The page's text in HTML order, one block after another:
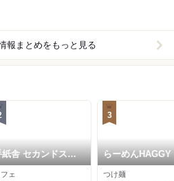
報まとめをもっと見る
紙舎 セカンドスト
リー
ェ
3
らーめんHAGGY
つけ麺